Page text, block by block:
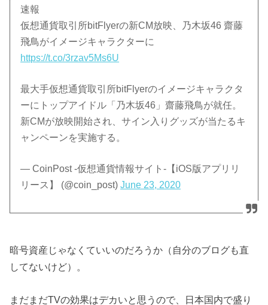
速報
仮想通貨取引所bitFlyerの新CM放映、乃木坂46 齋藤
飛鳥がイメージキャラクターに
https://t.co/3rzav5Ms6U
最大手仮想通貨取引所bitFlyerのイメージキャラクタ
ーにトップアイドル「乃木坂46」齋藤飛鳥が就任。
新CMが放映開始され、サイン入りグッズが当たるキ
ャンペーンを実施する。
— CoinPost -仮想通貨情報サイト-【iOS版アプリリ
リース】 (@coin_post)June 23, 2020
暗号資産じゃなくていいのだろうか（自分のブログも直
してないけど）。
まだまだTVの効果はデカいと思うので、日本国内で盛り